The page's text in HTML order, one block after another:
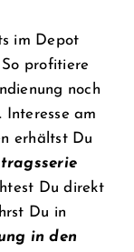
im Depot
profitiere
noch
Interesse am
erhältst Du
Du direkt
Du in
in den